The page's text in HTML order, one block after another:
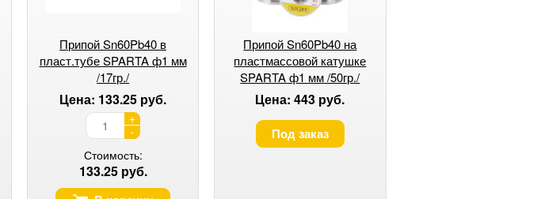
Припой Sn60Pb40 в
пласт.тубе SPARTA ф1 мм
/17гр./
Цена: 133.25 руб.
+
-
Стоимость:
133.25 руб.
Припой Sn60Pb40 на
пластмассовой катушке
SPARTA ф1 мм /50гр./
Цена: 443 руб.
Под заказ